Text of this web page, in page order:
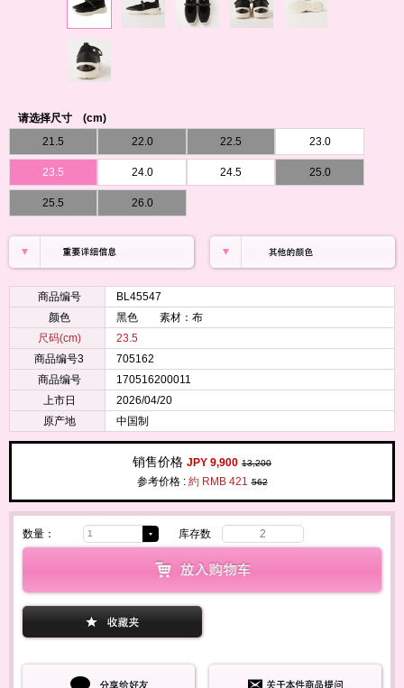
请选择尺寸 (cm)
21.5
22.0 22.5 23.0
23.5 24.0 24.5 25.0
25.5 26.0
商品编号
BL45547
颜色
黑色 素材：布
尺码(cm)
23.5
商品编号3
705162
商品编号
170516200011
上市日
2026/04/20
原产地
中国制
销售价格 JPY 9,900 13,200
参考价格 : 約 RMB 421 562
数量： 库存数 2